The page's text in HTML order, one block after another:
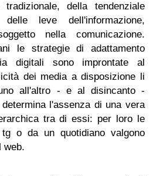
tradizionale, della tendenziale
leve dell'informazione,
nella comunicazione.
le strategie di adattamento
digitali sono improntate al
dei media a disposizione li
all'altro - e al disincanto -
l'assenza di una vera
tra di essi: per loro le
o da un quotidiano valgono
web.